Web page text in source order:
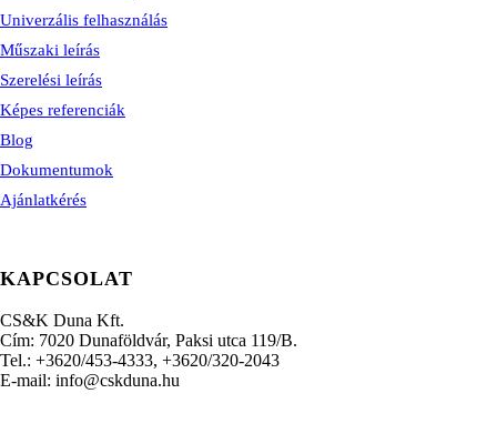
Univerzális felhasználás
Műszaki leírás
Szerelési leírás
Képes referenciák
Blog
Dokumentumok
Ajánlatkérés
KAPCSOLAT
CS&K Duna Kft.
Cím: 7020 Dunaföldvár, Paksi utca 119/B.
Tel.: +3620/453-4333, +3620/320-2043
E-mail: info@cskduna.hu